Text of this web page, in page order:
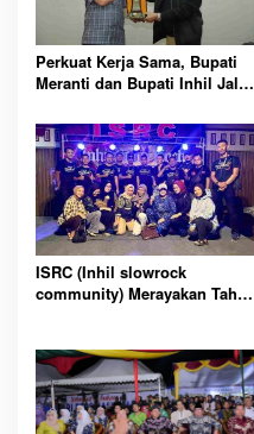
Perkuat Kerja Sama, Bupati
Meranti dan Bupati Inhil Jalin
ISRC (Inhil slowrock
community) Merayakan Tahun